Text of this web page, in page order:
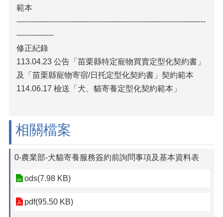
範本
----------------------------------------------------------------------------
---------------
修正紀錄
113.04.23 公告「苗栗縣特定寵物買賣定型化契約書」
及「苗栗縣寵物寄宿/日托定型化契約書」契約範本
114.06.17 檢送「犬、貓寄養定型化契約範本」
相關檔案
0-農業部-犬貓寄養服務簽約前詢問事項及基本資料表
ods(7.98 KB)
pdf(95.50 KB)